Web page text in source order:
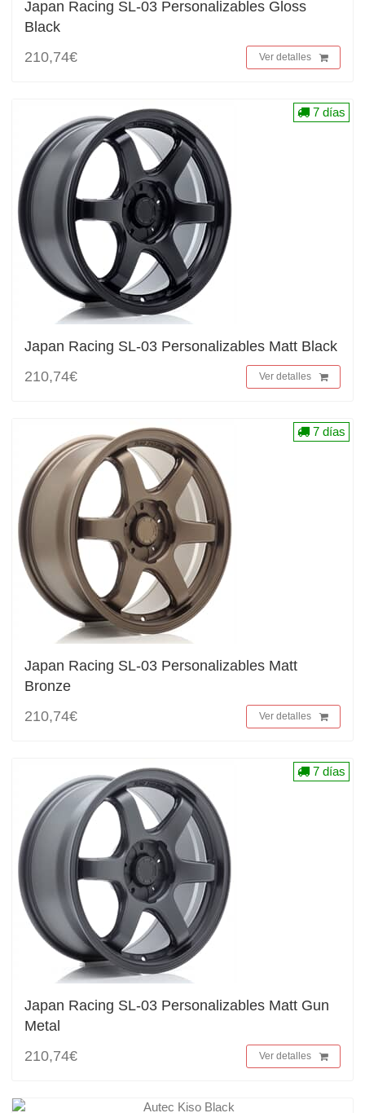
Japan Racing SL-03 Personalizables Gloss
Black
210,74€
Ver detalles
Japan Racing SL-03 Personalizables Matt Black
210,74€
Ver detalles
7 días
Japan Racing SL-03 Personalizables Matt
Bronze
210,74€
Ver detalles
7 días
Japan Racing SL-03 Personalizables Matt Gun
Metal
210,74€
Ver detalles
7 días